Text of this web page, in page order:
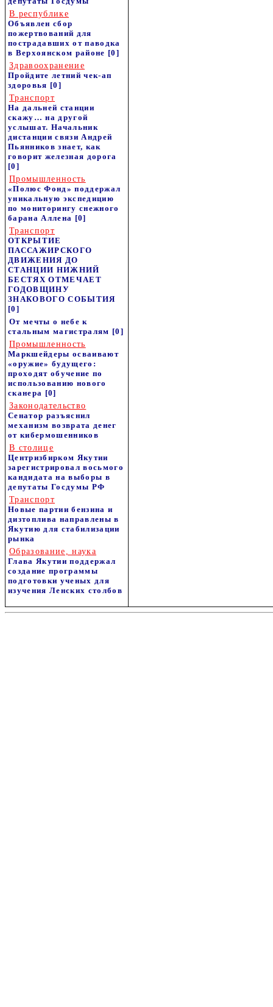
В республике
Объявлен сбор
пожертвований для
пострадавших от паводка
в Верхоянском районе [0]
Здравоохранение
Пройдите летний чек-ап
здоровья [0]
Транспорт
На дальней станции
скажу… на другой
услышат. Начальник
дистанции связи Андрей
Пьянников знает, как
говорит железная дорога
[0]
Промышленность
«Полюс Фонд» поддержал
уникальную экспедицию
по мониторингу снежного
барана Аллена [0]
Транспорт
ОТКРЫТИЕ
ПАССАЖИРСКОГО
ДВИЖЕНИЯ ДО
СТАНЦИИ НИЖНИЙ
БЕСТЯХ ОТМЕЧАЕТ
ГОДОВЩИНУ
ЗНАКОВОГО СОБЫТИЯ
[0]
От мечты о небе к
стальным магистралям [0]
Промышленность
Маркшейдеры осваивают
«оружие» будущего:
проходят обучение по
использованию нового
сканера [0]
Законодательство
Сенатор разъяснил
механизм возврата денег
от кибермошенников
В столице
Центризбирком Якутии
зарегистрировал восьмого
кандидата на выборы в
депутаты Госдумы РФ
Транспорт
Новые партии бензина и
дизтоплива направлены в
Якутию для стабилизации
рынка
Образование, наука
Глава Якутии поддержал
создание программы
подготовки ученых для
изучения Ленских столбов